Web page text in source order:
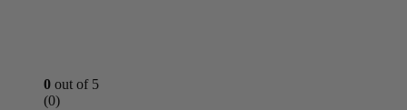
0 out of 5
(0)